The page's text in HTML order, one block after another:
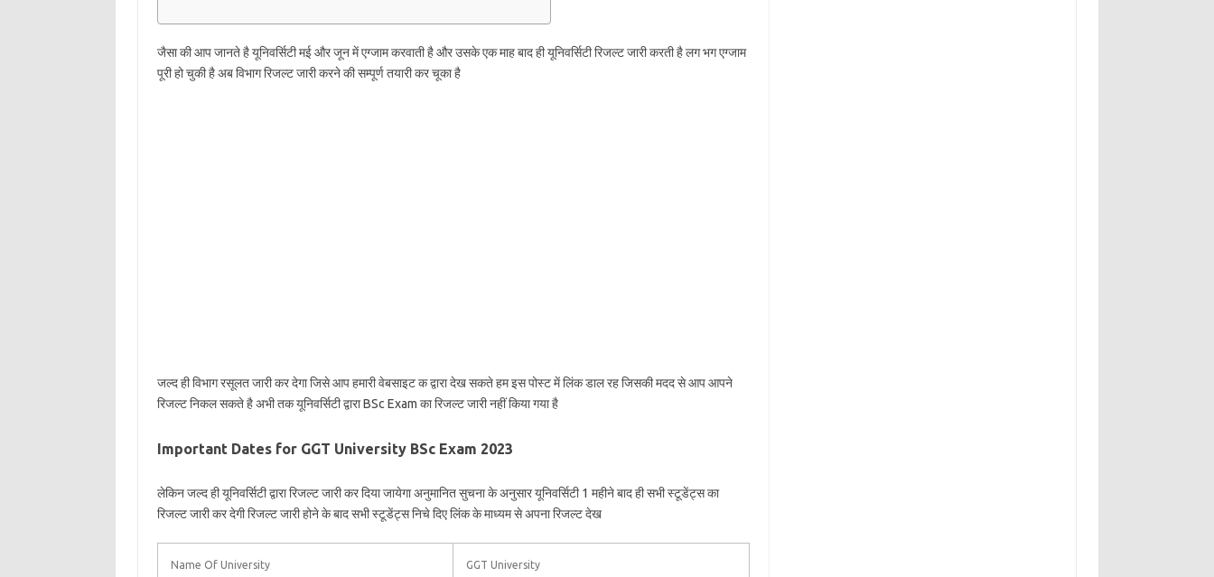
जैसा की आप जानते है यूनिवर्सिटी मई और जून में एग्जाम करवाती है और उसके एक माह बाद ही यूनिवर्सिटी रिजल्ट जारी करती है लग भग एग्जाम
पूरी हो चुकी है अब विभाग रिजल्ट जारी करने की सम्पूर्ण तयारी कर चूका है
जल्द ही विभाग रसूलत जारी कर देगा जिसे आप हमारी वेबसाइट क द्वारा देख सकते हम इस पोस्ट में लिंक डाल रह जिसकी मदद से आप आपने
रिजल्ट निकल सकते है अभी तक यूनिवर्सिटी द्वारा BSc Exam का रिजल्ट जारी नहीं किया गया है
Important Dates for GGT University BSc Exam 2023
लेकिन जल्द ही यूनिवर्सिटी द्वारा रिजल्ट जारी कर दिया जायेगा अनुमानित सुचना के अनुसार यूनिवर्सिटी 1 महीने बाद ही सभी स्टूडेंट्स का
रिजल्ट जारी कर देगी रिजल्ट जारी होने के बाद सभी स्टूडेंट्स निचे दिए लिंक के माध्यम से अपना रिजल्ट देख
Name Of University GGT University